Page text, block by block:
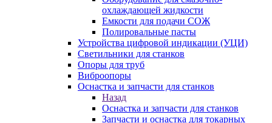
охлаждающей жидкости
Емкости для подачи СОЖ
Полировальные пасты
Устройства цифровой индикации (УЦИ)
Светильники для станков
Опоры для труб
Виброопоры
Оснастка и запчасти для станков
Назад
Оснастка и запчасти для станков
Запчасти и оснастка для токарных